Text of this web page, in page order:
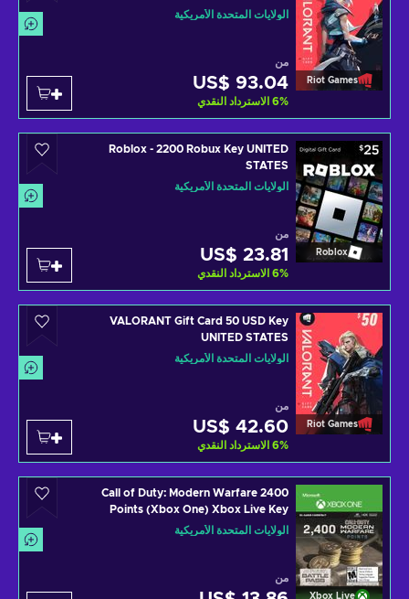
Riot Games
الولايات المتحدة الأمريكية
من
US$ 93.04
6% الاسترداد النقدي
Roblox
Roblox - 2200 Robux Key UNITED
STATES
الولايات المتحدة الأمريكية
من
US$ 23.81
6% الاسترداد النقدي
Riot Games
VALORANT Gift Card 50 USD Key
UNITED STATES
الولايات المتحدة الأمريكية
من
US$ 42.60
6% الاسترداد النقدي
Xbox Live
2400 Call of Duty: Modern Warfare
Points (Xbox One) Xbox Live Key
UNITED STATES
الولايات المتحدة الأمريكية
من